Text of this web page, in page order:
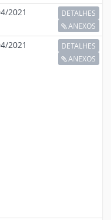
2021
DETALHES
ANEXOS
2021
DETALHES
ANEXOS